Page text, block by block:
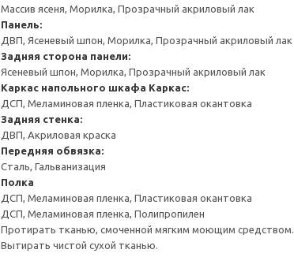
Массив ясеня, Морилка, Прозрачный акриловый лак
Панель:
ДВП, Ясеневый шпон, Морилка, Прозрачный акриловый лак
Задняя сторона панели:
Ясеневый шпон, Морилка, Прозрачный акриловый лак
Каркас напольного шкафа Каркас:
ДСП, Меламиновая пленка, Пластиковая окантовка
Задняя стенка:
ДВП, Акриловая краска
Передняя обвязка:
Сталь, Гальванизация
Полка
ДСП, Меламиновая пленка, Пластиковая окантовка
ДСП, Меламиновая пленка, Полипропилен
Протирать тканью, смоченной мягким моющим средством.
Вытирать чистой сухой тканью.